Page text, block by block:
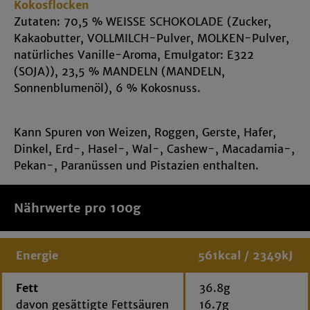
Kokosmandeln sorgen für einen Genussmoment, der
ein bisschen nach Urlaub schmeckt. Die
Kombination aus weißer Schokolade, Kokos und
Mandel ist dabei angenehm harmonisch: nicht zu
süß, nicht zu schwer und einfach richtig gut
wenn Schokolade auf Kokos trifft
Manche Snacks machen satt. Andere machen gute
Laune. Unsere Kokosmandeln verbinden
zartschmelzende weiße Schokolade mit exotischer
Kokosnote und dem knackigen Kern einer Mandel.
gerne etwas anders genießen.
Genuss-Tipp: Perfekt zu Kaffee,
Tee und süßen Genussmomenten
Kokosflocken
Zutaten: 70,5 % WEISSE SCHOKOLADE (Zucker,
Kakaobutter, VOLLMILCH-Pulver, MOLKEN-Pulver,
natürliches Vanille-Aroma, Emulgator: E322
(SOJA)), 23,5 % MANDELN (MANDELN,
Sonnenblumenöl), 6 % Kokosnuss.
Kann Spuren von Weizen, Roggen, Gerste, Hafer,
Dinkel, Erd-, Hasel-, Wal-, Cashew-, Macadamia-,
Pekan-, Paranüssen und Pistazien enthalten.
Nährwerte pro 100g
Energie 561kcal / 2349kJ
Fett
davon gesättigte Fettsäuren
36.8g
16.7g